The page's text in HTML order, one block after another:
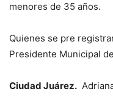
menores de 35 años.
Quienes se pre
Presidente Municipal
Ciudad Juárez.